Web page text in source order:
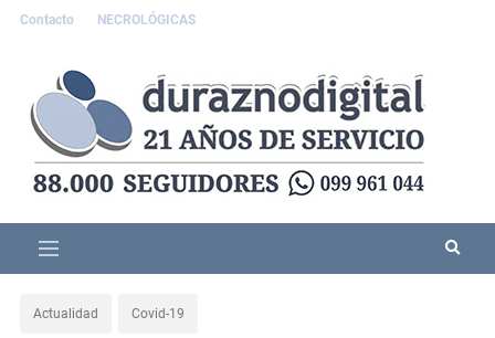
Contacto NECROLÓGICAS
Actualidad Covid-19